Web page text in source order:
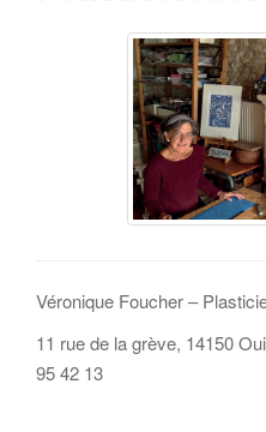
Véronique Foucher –
11 rue de la grève, 14150
95 42 13